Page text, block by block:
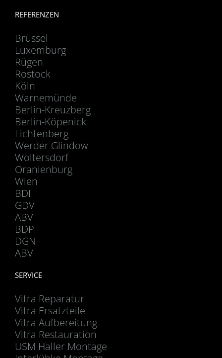
REFERENZEN
Brüssel
Luxemburg
Rügen
Rostock
Köln
Warnemünde
Berlin-Kreuzberg
Berlin-Köpenick
Lichtenberg
Werder Glindow
Woltersdorf
Oranienburg
Wien
BDI
GDV
ABV
BDP
DGN
ABV
SERVICE
Vitra Reparatur
Vitra Ersatzteile
Vitra Aufbereitung
Vitra Restauration
USM Haller Montage